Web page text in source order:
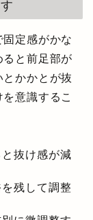
定感がかな
ると前足部が
かかとが抜
意識するこ
抜け感が減
残して調整